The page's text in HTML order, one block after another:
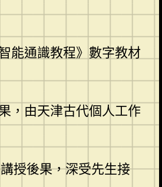
能通識教程》數字教材
，由天津古代個人工作
授後果，深受先生接